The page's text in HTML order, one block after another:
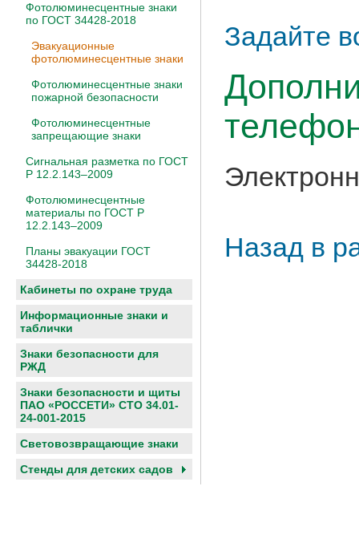
Фотолюминесцентные знаки
по ГОСТ 34428-2018
Эвакуационные
фотолюминесцентные знаки
Фотолюминесцентные знаки
пожарной безопасности
Фотолюминесцентные
запрещающие знаки
Сигнальная разметка по ГОСТ
Р 12.2.143–2009
Фотолюминесцентные
материалы по ГОСТ Р
12.2.143–2009
Планы эвакуации ГОСТ
34428-2018
Кабинеты по охране труда
Информационные знаки и
таблички
Знаки безопасности для
РЖД
Знаки безопасности и щиты
ПАО «РОССЕТИ» СТО 34.01-
24-001-2015
Световозвращающие знаки
Cтенды для детских садов
Задайте
Назад в